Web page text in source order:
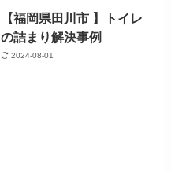
【福岡県田川市 】トイレ
の詰まり解決事例
2024-08-01